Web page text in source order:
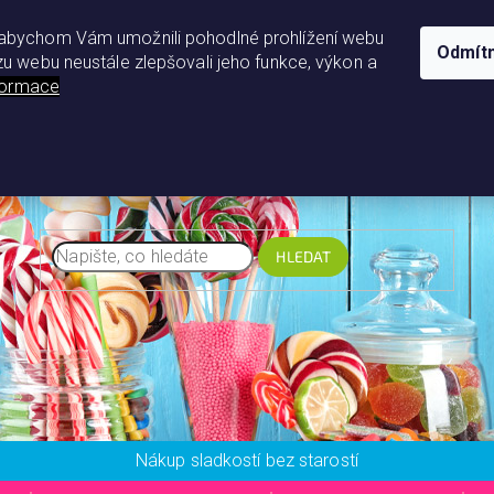
Vám umožnili pohodlné prohlížení webu
webu neustále zlepšovali jeho funkce, výkon a
HLEDAT
Nákup sladkostí bez starostí